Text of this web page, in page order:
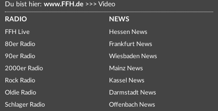
Du bist hier: www.FFH.de >>> Video
RADIO
FFH Live
80er Radio
90er Radio
2000er Radio
Rock Radio
Oldie Radio
Schlager Radio
NEWS
Hessen News
Frankfurt News
Wiesbaden News
Mainz News
Kassel News
Darmstadt News
Offenbach News